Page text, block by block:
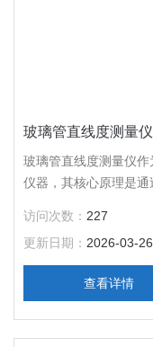
玻璃管直线度测量仪
玻璃管直线度测量仪
仪器，其核心原理是通
访问次数： 227
更新日期： 2026-03-26
查看详情